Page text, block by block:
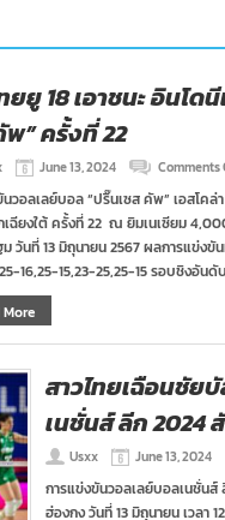
ยยู 18 เอาชนะ อินโ
พ” ครั้งที่ 22
June 13, 2024 Comments
วอลเลย์บอล “ปริ๊นเซส คัพ” เอสโคล่
เฉียงใต้ ครั้งที่ 22 ณ ยิมเนเซียม
วันที่ 13 มิถุนายน 2567 ผลการแข่งขั
16,25-15,23-25,25-15 รอบชิงอัน
สาวไทยเฉือนชัย
เนชั่นส์ ลีก 2024
Usxx June 13, 2024
การแข่งขันวอลเลย์บอลเนชั่น
ฮ่องกง วันที่ 13 มิถุนายน เวลา